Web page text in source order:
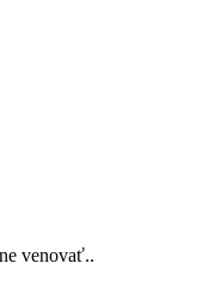
venovať..